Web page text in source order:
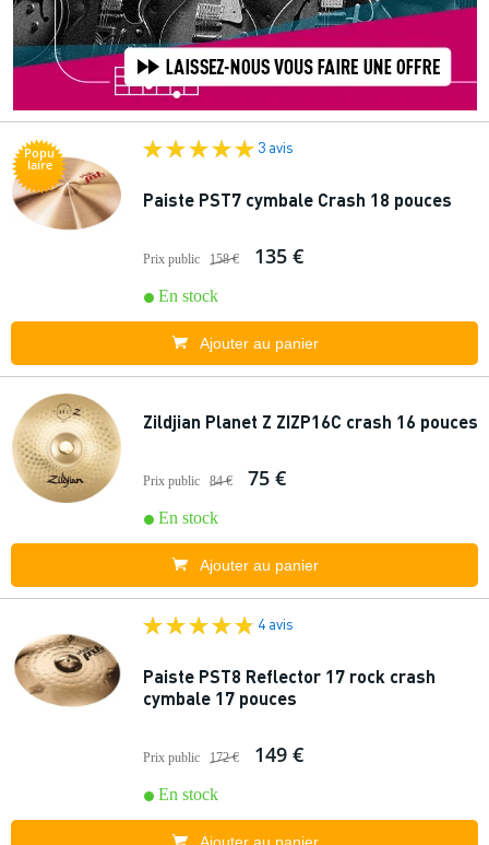
Popu
laire
3 avis
Paiste PST7 cymbale Crash 18 pouces
Prix public 158 € 135 €
En stock
Ajouter au panier
Zildjian Planet Z ZIZP16C crash 16 pouces
Prix public 84 € 75 €
En stock
Ajouter au panier
4 avis
Paiste PST8 Reflector 17 rock crash
cymbale 17 pouces
Prix public 172 € 149 €
En stock